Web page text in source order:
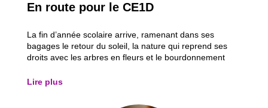
En route pour le CE1D
La fin d’année scolaire arrive, ramenant dans ses
bagages le retour du soleil, la nature qui reprend ses
droits avec les arbres en fleurs et le bourdonnement
qui donne un avant-goût de vacances… mais qui, pour
Lire plus